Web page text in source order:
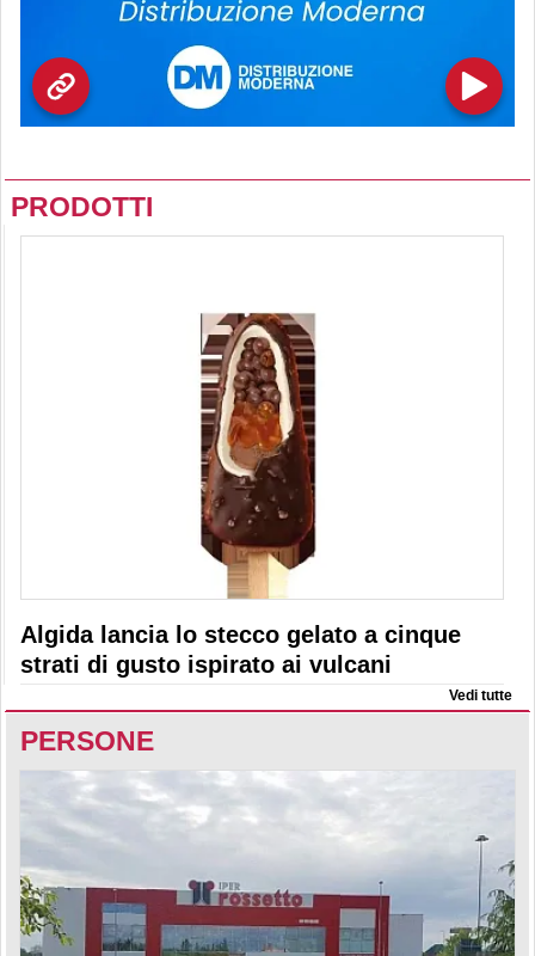
PRODOTTI
Algida lancia lo stecco gelato a cinque
strati di gusto ispirato ai vulcani
Vedi tutte
PERSONE